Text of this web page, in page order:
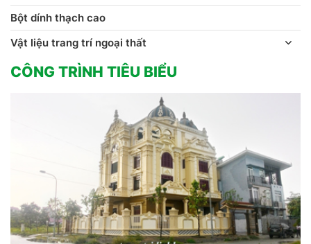
Bột dính thạch cao
Vật liệu trang trí ngoại thất
CÔNG TRÌNH TIÊU BIỂU